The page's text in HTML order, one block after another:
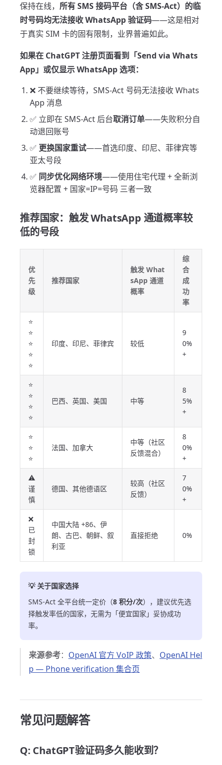
保持在线， 所有 SMS 接码平台（含 SMS-Act）的临
时号码均无法接收 WhatsApp 验证码——这是相对
于真实 SIM 卡的固有限制，业界普遍如此。
如果在 ChatGPT 注册页面看到「Send via Whats
App」或仅显示 WhatsApp 选项：
❌ 不要继续等待，SMS-Act 号码无法接收 Whats
App 消息
✅ 立即在 SMS-Act 后台取消订单——失败积分自
动退回账号
✅ 更换国家重试——首选印度、印尼、菲律宾等
亚太号段
✅ 同步优化网络环境——使用住宅代理 + 全新浏
览器配置 + 国家=IP=号码 三者一致
推荐国家：触发 WhatsApp 通道概率较
低的号段
优
先
级
推荐国家
触发 What
sApp 通道
概率
综
合
成
功
率
⭐
⭐
⭐
⭐
⭐
印度、印尼、菲律宾 较低
9
0%
+
⭐
⭐
⭐
⭐
巴西、英国、美国 中等
8
5%
+
⭐
⭐
⭐
法国、加拿大
中等（社区
反馈混合）
8
0%
+
⚠️
谨
慎
德国、其他德语区
较高（社区
反馈）
7
0%
+
❌
已
封
锁
中国大陆 +86、伊
朗、古巴、朝鲜、叙
利亚
直接拒绝 0%
💡 关于国家选择
SMS-Act 全平台统一定价（8 积分/次），建议优先选
择触发率低的国家，无需为「便宜国家」妥协成功
率。
来源参考： OpenAI 官方 VoIP 政策、 OpenAI Hel
p — Phone verification 集合页
常见问题解答
Q: ChatGPT验证码多久能收到？